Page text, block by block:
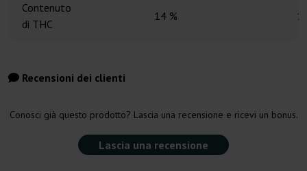
Contenuto
di THC
14 %
Recensioni dei clienti
Conosci già questo prodotto? Lascia una recensione e ricevi un bonus.
Lascia una recensione